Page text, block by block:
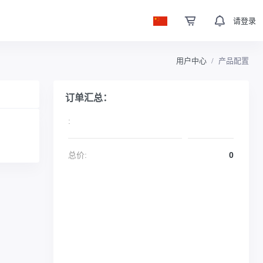
请登录
用户中心 产品配置
订单汇总：
:
总价: 0